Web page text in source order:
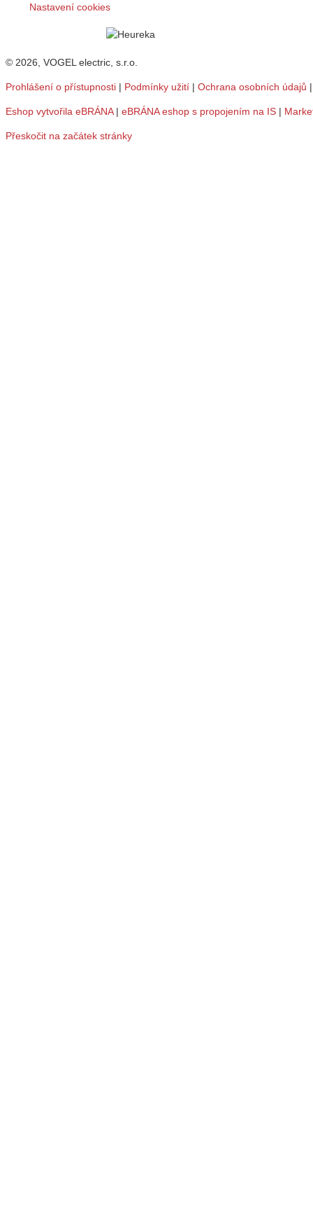
Nastavení cookies
© 2026, VOGEL electric, s.r.o.
Prohlášení o přístupnosti | Podmínky užití | Ochrana osobních údajů
Eshop vytvořila eBRÁNA| eBRÁNA eshop s propojením na IS |
Přeskočit na začátek stránky